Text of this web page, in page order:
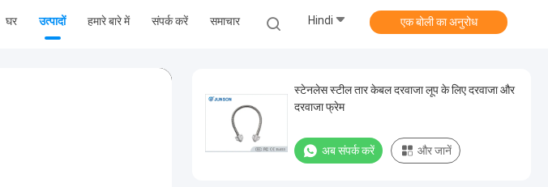
घर उत्पादों हमारे बारे में संपर्क करें समाचार Hindi एक बोली का अनुरोध
स्टेनलेस स्टील तार केबल दरवाजा लूप के लिए दरवाजा और
दरवाजा फ्रेम
अब संपर्क करें और जानें